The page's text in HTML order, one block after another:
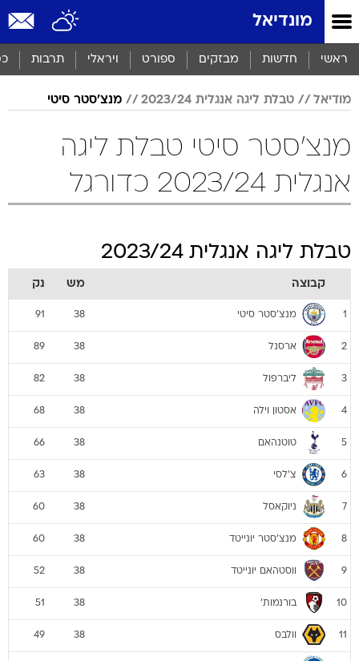
מונדיאל
ראשי חדשות מבזקים ספורט ויראלי תרבות
מודיאל טבלת ליגה אנגלית 2023/24 מנצ'סטר סיטי
מנצ'סטר סיטי טבלת ליגה
אנגלית 2023/24 כדורגל
טבלת ליגה אנגלית 2023/24
קבוצה מש נק
1 מנצ'סטר סיטי 38
91
2 ארסנל 38
89
3 ליברפול 38
82
4 אסטון וילה 38
68
5 טוטנהאם 38
66
6 צ'לסי 38
63
7 ניוקאסל 38
60
8 מנצ'סטר יונייטד 38
60
9 ווסטהאם יונייטד 38
52
10 בורנמות' 38
51
11 וולבס 38
49